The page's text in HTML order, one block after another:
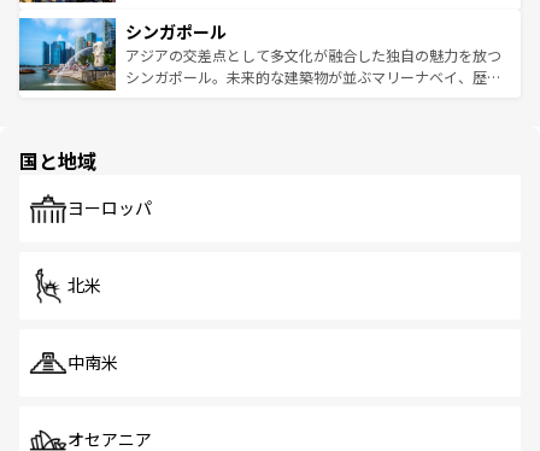
参照してほしい。
激する。気候は一年中温暖で、どの季節にも異なる楽しみ
が待っている。親しみやすいタイの人々、仏教を中心とし
た文化、そして多様な観光資源が、訪れる旅人を魅了し続
み、どこを訪れても感動するはず。観光スポットが密集し
ており、効率よく見どころを回れるのも魅力。息をのむよ
うな絶景から文化的な体験まで、香港を存分に楽しみ尽く
シンガポール
アジアの交差点として多文化が融合した独自の魅力を放つ
シンガポール。未来的な建築物が並ぶマリーナベイ、歴史
で、ホーカーズは地元の風情を楽しめる外せないスポット
国と地域
ヨーロッパ
北米
中南米
オセアニア